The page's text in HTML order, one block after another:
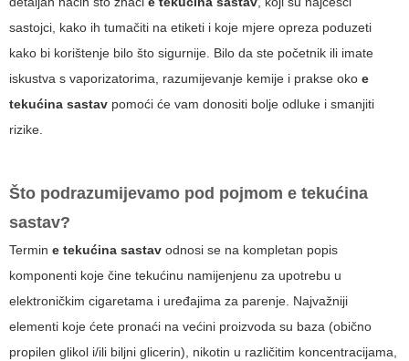
sastojci, kako ih tumačiti na etiketi i koje mjere opreza poduzeti
kako bi korištenje bilo što sigurnije. Bilo da ste početnik ili imate
iskustva s vaporizatorima, razumijevanje kemije i prakse oko e
tekućina sastav​ pomoći će vam donositi bolje odluke i smanjiti
rizike.
Što podrazumijevamo pod pojmom e tekućina
sastav​?
Termin e tekućina sastav​ odnosi se na kompletan popis
komponenti koje čine tekućinu namijenjenu za upotrebu u
elektroničkim cigaretama i uređajima za parenje. Najvažniji
elementi koje ćete pronaći na većini proizvoda su baza (obično
propilen glikol i/ili biljni glicerin), nikotin u različitim koncentracijama,